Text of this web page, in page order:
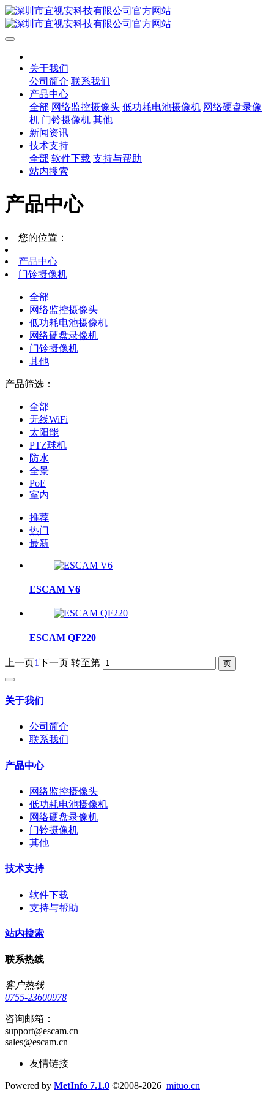
关于我们
公司简介 联系我们
产品中心
全部 网络监控摄像头 低功耗电池摄像机 网络硬盘录像
机 门铃摄像机 其他
新闻资讯
技术支持
全部 软件下载 支持与帮助
站内搜索
产品中心
您的位置：
产品中心
门铃摄像机
全部
网络监控摄像头
低功耗电池摄像机
网络硬盘录像机
门铃摄像机
其他
产品筛选：
全部
无线WiFi
太阳能
PTZ球机
防水
全景
PoE
室内
推荐
热门
最新
ESCAM V6
ESCAM QF220
上一页1下一页 转至第
关于我们
公司简介
联系我们
产品中心
网络监控摄像头
低功耗电池摄像机
网络硬盘录像机
门铃摄像机
其他
技术支持
软件下载
支持与帮助
站内搜索
联系热线
客户热线
0755-23600978
咨询邮箱：
support@escam.cn
sales@escam.cn
友情链接
Powered by MetInfo 7.1.0 ©2008-2026 mituo.cn